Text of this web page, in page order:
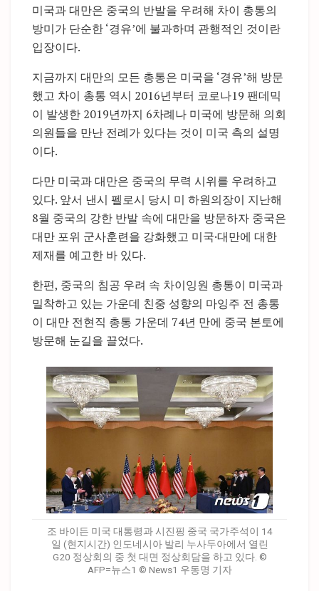
미국과 대만은 중국의 반발을 우려해 차이 총통의
방미가 단순한 ‘경유’에 불과하며 관행적인 것이란
입장이다.
지금까지 대만의 모든 총통은 미국을 ‘경유’해 방문
했고 차이 총통 역시 2016년부터 코로나19 팬데믹
이 발생한 2019년까지 6차례나 미국에 방문해 의회
의원들을 만난 전례가 있다는 것이 미국 측의 설명
이다.
다만 미국과 대만은 중국의 무력 시위를 우려하고
있다. 앞서 낸시 펠로시 당시 미 하원의장이 지난해
8월 중국의 강한 반발 속에 대만을 방문하자 중국은
대만 포위 군사훈련을 강화했고 미국·대만에 대한
제재를 예고한 바 있다.
한편, 중국의 침공 우려 속 차이잉원 총통이 미국과
밀착하고 있는 가운데 친중 성향의 마잉주 전 총통
이 대만 전현직 총통 가운데 74년 만에 중국 본토에
방문해 눈길을 끌었다.
조 바이든 미국 대통령과 시진핑 중국 국가주석이 14
일 (현지시간) 인도네시아 발리 누사두아에서 열린
G20 정상회의 중 첫 대면 정상회담을 하고 있다. ©
AFP=뉴스1 © News1 우동명 기자